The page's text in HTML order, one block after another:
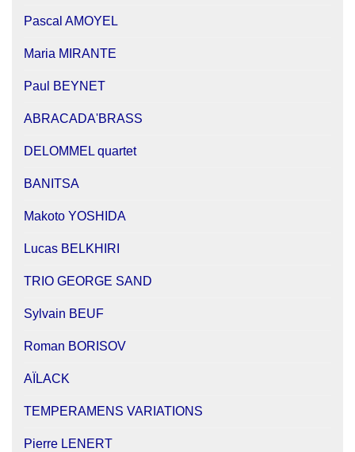
Pascal AMOYEL
Maria MIRANTE
Paul BEYNET
ABRACADA'BRASS
DELOMMEL quartet
BANITSA
Makoto YOSHIDA
Lucas BELKHIRI
TRIO GEORGE SAND
Sylvain BEUF
Roman BORISOV
AÏLACK
TEMPERAMENS VARIATIONS
Pierre LENERT